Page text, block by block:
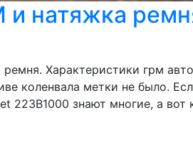
натяжка
Характеристики грм
коленвала метки не было.
знают многие, а вот